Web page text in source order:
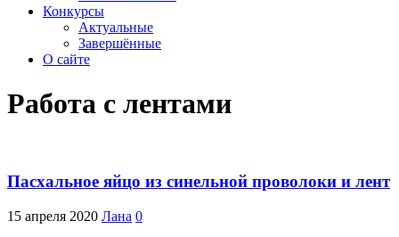
Конкурсы
Актуальные
Завершённые
О сайте
Работа с лентами
Пасхальное яйцо из синельной проволоки и лент
15 апреля 2020 Лана 0